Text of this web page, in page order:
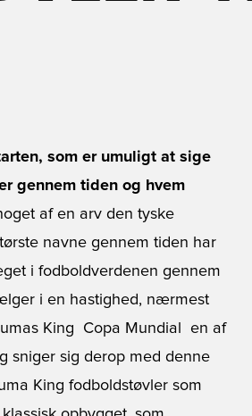
som er umuligt at sige
gennem tiden og hvem
af en arv den tyske
navne gennem tiden har
i fodboldverdenen gennem
i en hastighed, nærmest
King  Copa Mundial  en af
sniger sig derop med denne
King fodboldstøvler som